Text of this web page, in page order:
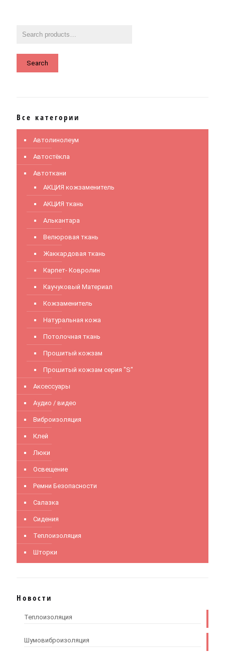
Search
Все категории
Автолинолеум
Автостёкла
Автоткани
АКЦИЯ кожзаменитель
АКЦИЯ ткань
Алькантара
Велюровая ткань
Жаккардовая ткань
Карпет- Ковролин
Каучуковый Материал
Кожзаменитель
Натуральная кожа
Потолочная ткань
Прошитый кожзам
Прошитый кожзам серия "S"
Аксессуары
Аудио / видео
Виброизоляция
Клей
Люки
Освещение
Ремни Безопасности
Салазка
Сидения
Теплоизоляция
Шторки
Новости
Теплоизоляция
Шумовиброизоляция